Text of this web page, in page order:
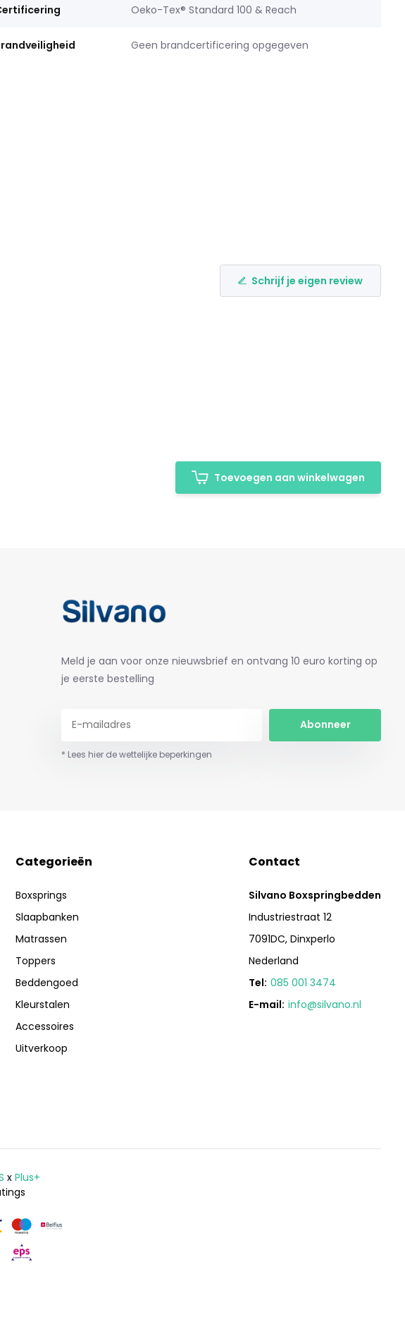
Oeko-Tex® Standard 100 & Reach
Geen brandcertificering opgegeven
Schrijf je eigen review
Toevoegen aan winkelwagen
Meld je aan voor onze nieuwsbrief en ontvang 10 euro korting op
je eerste bestelling
Abonneer
* Lees hier de wettelijke beperkingen
Categorieën
Boxsprings
Slaapbanken
Matrassen
Toppers
Beddengoed
Kleurstalen
Accessoires
Uitverkoop
Contact
Silvano Boxspringbedden
Industriestraat 12
7091DC, Dinxperlo
Nederland
Tel: 085 001 3474
E-mail: info@silvano.nl
xPlus+